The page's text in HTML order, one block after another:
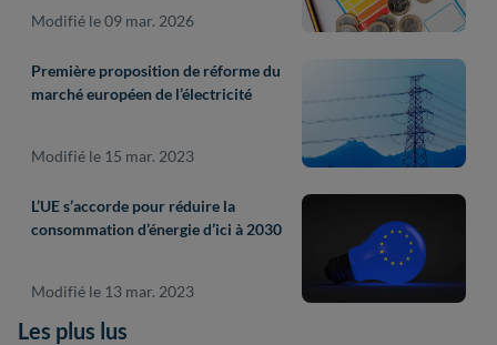
Modifié le 09 mar. 2026
Première proposition de réforme du
marché européen de l’électricité
Modifié le 15 mar. 2023
L’UE s’accorde pour réduire la
consommation d’énergie d’ici à 2030
Modifié le 13 mar. 2023
Les plus lus